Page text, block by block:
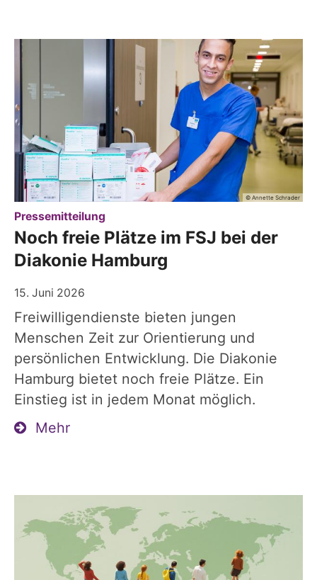
© Annette Schrader
Pressemitteilung
Noch freie Plätze im FSJ bei der
Diakonie Hamburg
15. Juni 2026
Freiwilligendienste bieten jungen
Menschen Zeit zur Orientierung und
persönlichen Entwicklung. Die Diakonie
Hamburg bietet noch freie Plätze. Ein
Einstieg ist in jedem Monat möglich.
Mehr